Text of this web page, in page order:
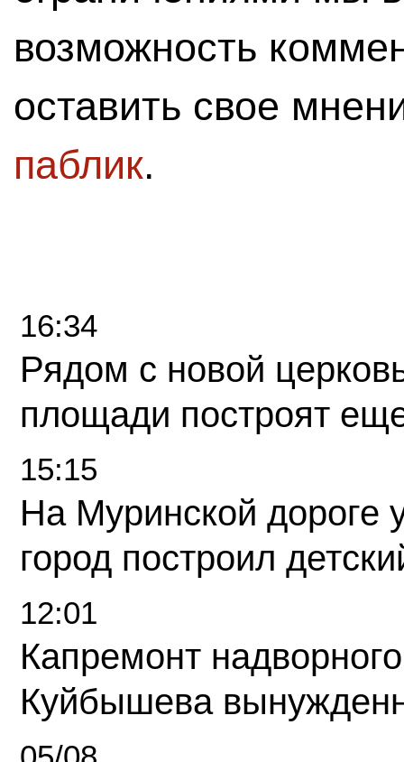
возможность
оставить свое
паблик.
16:34
Рядом с новой
площади построят
15:15
На Муринской дороге
город построил
12:01
Капремонт
Куйбышева